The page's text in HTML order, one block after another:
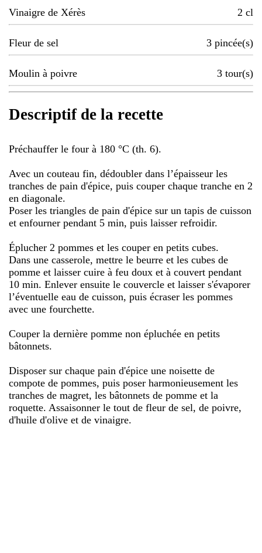
Vinaigre de Xérès 2 cl
Fleur de sel 3 pincée(s)
Moulin à poivre 3 tour(s)
Descriptif de la recette
Préchauffer le four à 180 °C (th. 6).
Avec un couteau fin, dédoubler dans l’épaisseur les
tranches de pain d'épice, puis couper chaque tranche en 2
en diagonale.
Poser les triangles de pain d'épice sur un tapis de cuisson
et enfourner pendant 5 min, puis laisser refroidir.
Éplucher 2 pommes et les couper en petits cubes.
Dans une casserole, mettre le beurre et les cubes de
pomme et laisser cuire à feu doux et à couvert pendant
10 min. Enlever ensuite le couvercle et laisser s'évaporer
l’éventuelle eau de cuisson, puis écraser les pommes
avec une fourchette.
Couper la dernière pomme non épluchée en petits
bâtonnets.
Disposer sur chaque pain d'épice une noisette de
compote de pommes, puis poser harmonieusement les
tranches de magret, les bâtonnets de pomme et la
roquette. Assaisonner le tout de fleur de sel, de poivre,
d'huile d'olive et de vinaigre.